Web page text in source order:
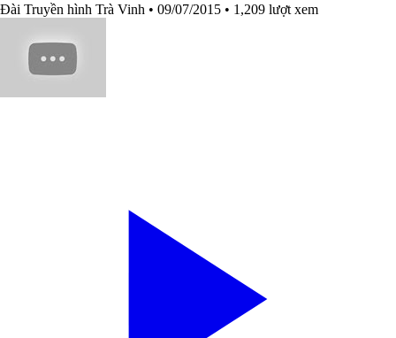
Đài Truyền hình Trà Vinh • 09/07/2015 • 1,209 lượt xem